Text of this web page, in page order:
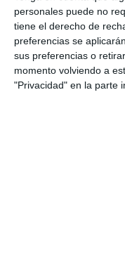
personales puede no
tiene el derecho de
preferencias se
sus preferencias o
momento volviendo a
"Privacidad" en la parte